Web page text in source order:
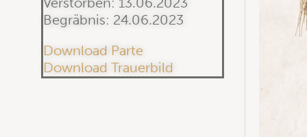
Begräbnis: 24.06.2023
Download Parte
Download Trauerbild